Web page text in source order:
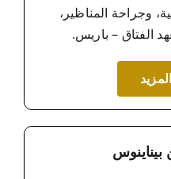
وجراحة المناظير،
الفتاق – باريس.
بيناينوس